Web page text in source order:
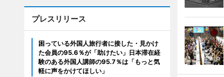
プレスリリース
困っている外国人旅行者に接した・見かけ
た会員の95.6％が「助けたい」日本滞在経
験のある外国人講師の95.7％は「もっと気
軽に声をかけてほしい」